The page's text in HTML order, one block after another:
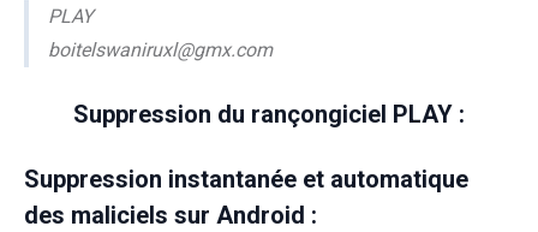
PLAY
boitelswaniruxl@gmx.com
Suppression du rançongiciel PLAY :
Suppression instantanée et automatique
des maliciels sur Android :